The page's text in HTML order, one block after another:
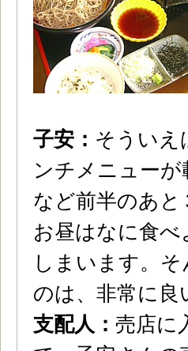
子安： そういえ
ンチメニュー
など前半のあ
お昼はなに食
しまいます。
のは、非常に良
支配人： 売店に